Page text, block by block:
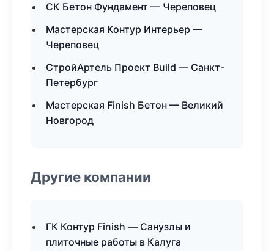
СК Бетон Фундамент — Череповец
Мастерская Контур Интерьер —
Череповец
СтройАртель Проект Build — Санкт-
Петербург
Мастерская Finish Бетон — Великий
Новгород
Другие компании
ГК Контур Finish — Санузлы и
плиточные работы в Калуга